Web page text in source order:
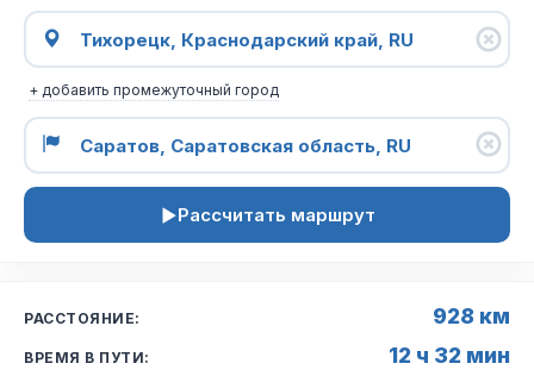
+ добавить промежуточный город
Рассчитать маршрут
РАССТОЯНИЕ: 928 км
ВРЕМЯ В ПУТИ: 12 ч 32 мин